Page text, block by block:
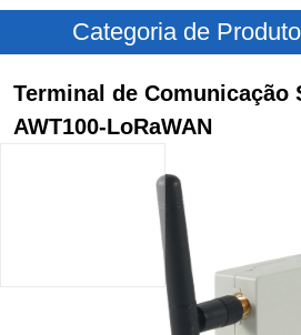
Categoria de Produto
Terminal de Comunicação
AWT100-LoRaWAN